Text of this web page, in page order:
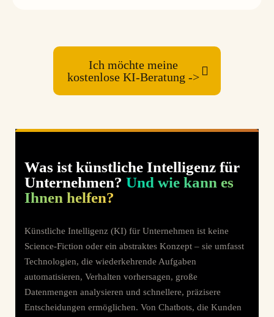
Ich möchte meine
kostenlose KI-Beratung ->
Was ist künstliche Intelligenz für
Unternehmen? Und wie kann es
Ihnen helfen?
Künstliche Intelligenz (KI) für Unternehmen ist keine
Science-Fiction oder ein abstraktes Konzept – sie umfasst
Technologien, die wiederkehrende Aufgaben
automatisieren, Verhalten vorhersagen, große
Datenmengen analysieren und schnellere, präzisere
Entscheidungen ermöglichen. Von Chatbots, die Kunden